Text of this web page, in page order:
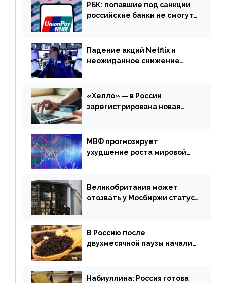
РБК: попавшие под санкции
российские банки не смогут
Падение акций Netflix и
неожиданное снижение
апреля
«Хелло» — в России
зарегистрирована новая
МВФ прогнозирует
ухудшение роста мировой
апреля
Великобритания может
отозвать у Мосбиржи статус
В Россию после
двухмесячной паузы начали
Набиуллина: Россия готова